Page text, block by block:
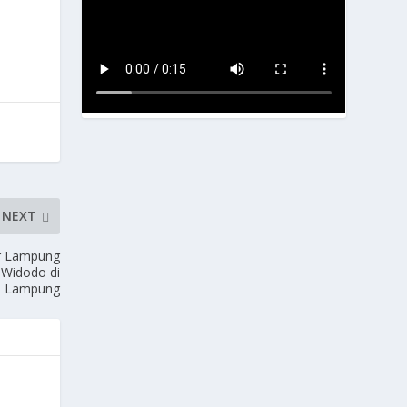
NEXT
Lampung
di
Lampung